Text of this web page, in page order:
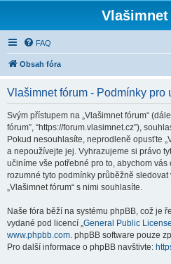
FAQ
Obsah fóra
Vlašimnet fórum - Podmínky pro
Svým přístupem na „Vlašimnet fórum“ (dále
fórum”, “https://forum.vlasimnet.cz”),
Pokud nesouhlasíte, neprodleně opusťte
a nepoužívejte jej. Vyhrazujeme si právo
učiníme vše potřebné pro to, abychom
rozumné tyto podmínky průběžně
„Vlašimnet fórum“ s nimi souhlasíte.
Naše fóra běží na systému phpBB, což je
vydané pod licencí „General Public License
www.phpbb.com. phpBB software pouze
Pro další informace o phpBB navštivte: